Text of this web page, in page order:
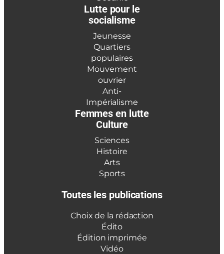
Lutte pour le
socialisme
Jeunesse
Quartiers
populaires
Mouvement
ouvrier
Anti-
Impérialisme
Femmes en lutte
Culture
Sciences
Histoire
Arts
Sports
Toutes les publications
Choix de la rédaction
Édito
Édition imprimée
Vidéo